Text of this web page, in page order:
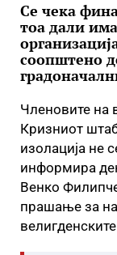
Се чека
тоа дали
соопштено
Членовите на
Кризниот
изолација не
информира
Венко
прашање за